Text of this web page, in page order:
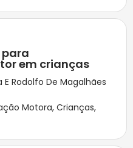
em crianças
Rodolfo De Magalhães
Motora, Crianças,